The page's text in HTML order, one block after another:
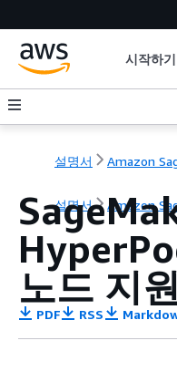
시작하기
설명서 Amazon
설명서 Amazon
노드 지원
PDF RSS